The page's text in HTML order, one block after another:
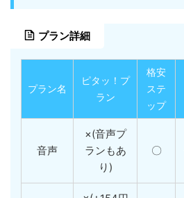
プラン詳細
プラン名
ピタッ！プ
ラン
格安
ステ
ップ
音声
×(音声プ
ランもあ
り)
〇